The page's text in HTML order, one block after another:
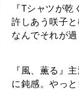
『Tシャツが
許しあう咲子
なんでそれが
『風、薫る』
に鈍感。やっ